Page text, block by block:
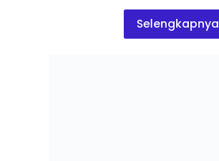
Selengkapnya